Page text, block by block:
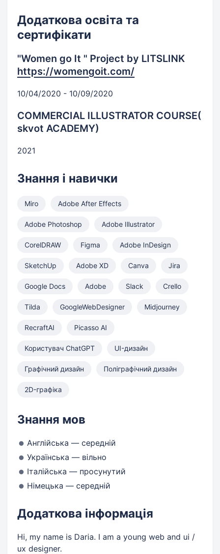
Додаткова освіта та
сертифікати
"Women go It " Project by LITSLINK
https://womengoit.com/
10/04/2020 - 10/09/2020
COMMERCIAL ILLUSTRATOR COURSE(
skvot ACADEMY)
2021
Знання і навички
Miro Adobe After Effects
Adobe Photoshop Adobe Illustrator
CorelDRAW Figma Adobe InDesign
SketchUp Adobe XD Canva Jira
Google Docs Adobe Slack Crello
Tilda GoogleWebDesigner Midjourney
RecraftAI Picasso AI
Користувач ChatGPT UI-дизайн
Графічний дизайн Поліграфічний дизайн
2D-графіка
Знання мов
Англійська — середній
Українська — вільно
Італійська — просунутий
Німецька — середній
Додаткова інформація
Hi, my name is Daria. I am a young web and ui /
ux designer.